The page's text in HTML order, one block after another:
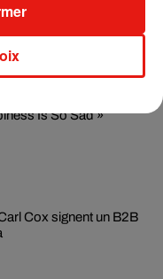
Is So Sad »
Cox signent un B2B